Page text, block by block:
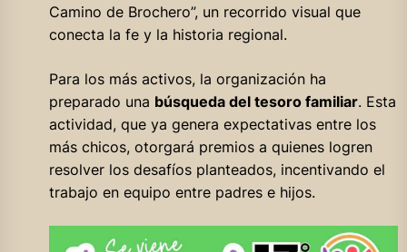
Camino de Brochero”, un recorrido visual que
conecta la fe y la historia regional.
Para los más activos, la organización ha
preparado una búsqueda del tesoro familiar. Esta
actividad, que ya genera expectativas entre los
más chicos, otorgará premios a quienes logren
resolver los desafíos planteados, incentivando el
trabajo en equipo entre padres e hijos.